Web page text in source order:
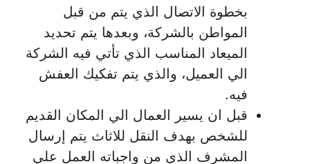
بخطوة الاتصال الذي يتم من قبل
المواطن بالشركة، وبعدها يتم تحديد
الميعاد المناسب الذي تأتي فيه الشركة
الي العميل، والذي يتم تفكيك العفش
فيه.
قبل ان يسير العمال الي المكان القديم
للشخص بهدف النقل للاثاث يتم إرسال
المشرف الذي من واجباته العمل علي